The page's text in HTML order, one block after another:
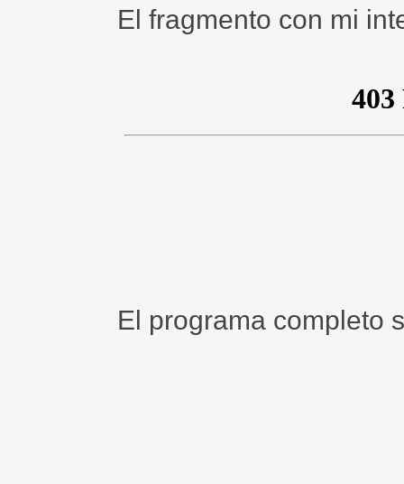
El fragmento con mi
El programa completo